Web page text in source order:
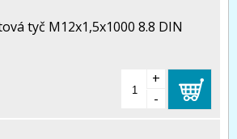
tyč M12x1,5x1000 8.8 DIN
+
-